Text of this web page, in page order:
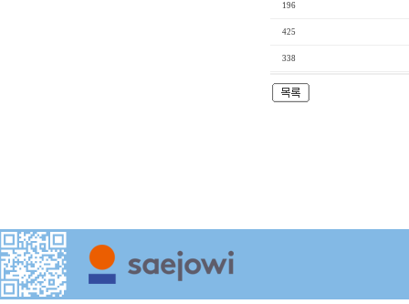
196
425
338